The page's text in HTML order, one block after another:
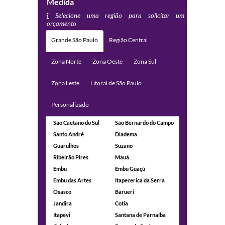
Medida
Selecione uma região para solicitar um
orçamento
Grande São Paulo Região Central
Zona Norte Zona Oeste Zona Sul
Zona Leste Litoral de São Paulo
Personalizado
São Caetano do Sul
São Bernardo do Campo
Santo André
Diadema
Guarulhos
Suzano
Ribeirão Pires
Mauá
Embu
Embu Guaçú
Embu das Artes
Itapecerica da Serra
Osasco
Barueri
Jandira
Cotia
Itapevi
Santana de Parnaíba